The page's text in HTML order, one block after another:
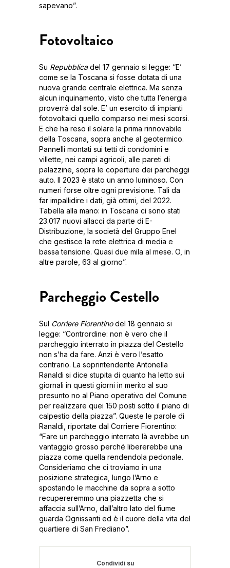
sapevano”.
Fotovoltaico
Su Repubblicadel 17 gennaio si legge: “E’
come se la Toscana si fosse dotata di una
nuova grande centrale elettrica. Ma senza
alcun inquinamento, visto che tutta l’energia
proverrà dal sole. E’ un esercito di impianti
fotovoltaici quello comparso nei mesi scorsi.
E che ha reso il solare la prima rinnovabile
della Toscana, sopra anche al geotermico.
Pannelli montati sui tetti di condomini e
villette, nei campi agricoli, alle pareti di
palazzine, sopra le coperture dei parcheggi
auto. Il 2023 è stato un anno luminoso. Con
numeri forse oltre ogni previsione. Tali da
far impallidire i dati, già ottimi, del 2022.
Tabella alla mano: in Toscana ci sono stati
23.017 nuovi allacci da parte di E-
Distribuzione, la società del Gruppo Enel
che gestisce la rete elettrica di media e
bassa tensione. Quasi due mila al mese. O, in
altre parole, 63 al giorno”.
Parcheggio Cestello
Sul Corriere Fiorentinodel 18 gennaio si
legge: “Contrordine: non è vero che il
parcheggio interrato in piazza del Cestello
non s’ha da fare. Anzi è vero l’esatto
contrario. La soprintendente Antonella
Ranaldi si dice stupita di quanto ha letto sui
giornali in questi giorni in merito al suo
presunto no al Piano operativo del Comune
per realizzare quei 150 posti sotto il piano di
calpestio della piazza”. Queste le parole di
Ranaldi, riportate dal Corriere Fiorentino:
“Fare un parcheggio interrato là avrebbe un
vantaggio grosso perché libererebbe una
piazza come quella rendendola pedonale.
Consideriamo che ci troviamo in una
posizione strategica, lungo l’Arno e
spostando le macchine da sopra a sotto
recupereremmo una piazzetta che si
affaccia sull’Arno, dall’altro lato del fiume
guarda Ognissanti ed è il cuore della vita del
quartiere di San Frediano”.
Condividi su